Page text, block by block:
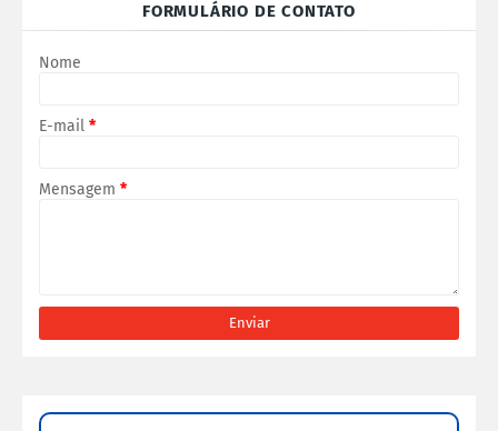
FORMULÁRIO DE CONTATO
Nome
E-mail *
Mensagem *